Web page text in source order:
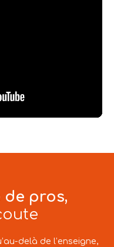
de pros,
delà de l’enseigne,